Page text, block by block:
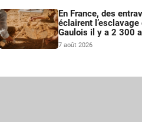
En France, des
éclairent
Gaulois il y a 2 300
7 août 2026